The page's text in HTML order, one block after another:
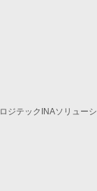
ロジテックINAソリュー